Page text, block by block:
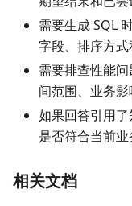
需要生成 SQL
字段、排序方式
需要排查性能
间范围、业务影
如果回答引用
是否符合当前业
相关文档